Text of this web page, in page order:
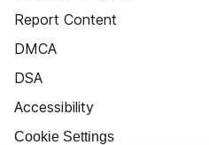
Report Content
DMCA
DSA
Accessibility
Cookie Settings